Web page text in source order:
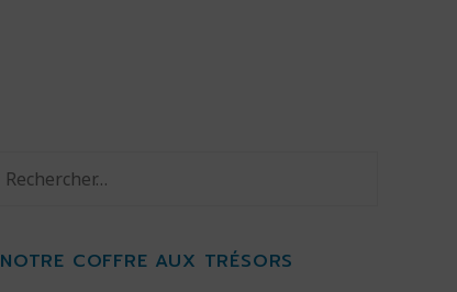
NOTRE COFFRE AUX TRÉSORS